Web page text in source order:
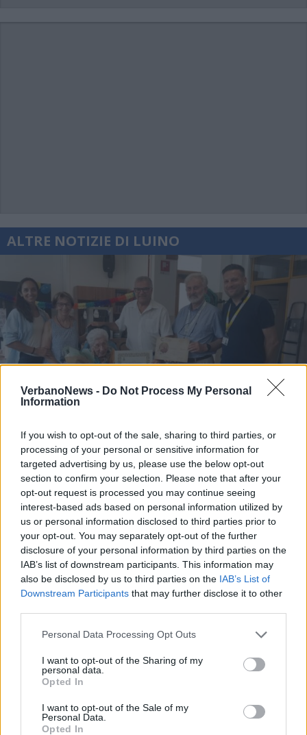
VerbanoNews - Do Not Process My Personal
Information
If you wish to opt-out of the sale, sharing to third parties, or
processing of your personal or sensitive information for
targeted advertising by us, please use the below opt-out
section to confirm your selection. Please note that after your
opt-out request is processed you may continue seeing
interest-based ads based on personal information utilized by
us or personal information disclosed to third parties prior to
your opt-out. You may separately opt-out of the further
disclosure of your personal information by third parties on the
IAB’s list of downstream participants. This information may
also be disclosed by us to third parties on the IAB’s List of
Downstream Participants that may further disclose it to other
Personal Data Processing Opt Outs
I want to opt-out of the Sharing of my
personal data.
Opted In
I want to opt-out of the Sale of my
Personal Data.
Opted In
ALTRE NOTIZIE DI LUINO
LUINO
Luino festeggia la maestra
Giuseppina Maspero: cento anni tra
scuola, famiglia e comunità